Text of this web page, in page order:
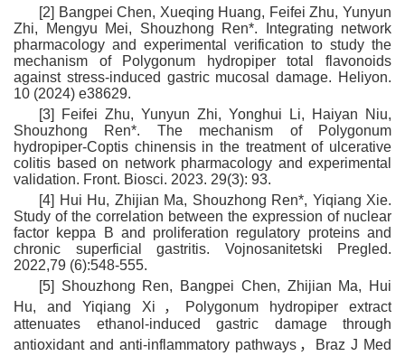
[2] Bangpei Chen, Xueqing Huang, Feifei Zhu, Yunyun
Zhi, Mengyu Mei, Shouzhong Ren*. Integrating network
pharmacology and experimental verification to study the
mechanism of Polygonum hydropiper total flavonoids
against stress-induced gastric mucosal damage. Heliyon.
10 (2024) e38629.
[3] Feifei Zhu, Yunyun Zhi, Yonghui Li, Haiyan Niu,
Shouzhong Ren*. The mechanism of Polygonum
hydropiper-Coptis chinensis in the treatment of ulcerative
colitis based on network pharmacology and experimental
validation. Front. Biosci. 2023. 29(3): 93.
[4] Hui Hu, Zhijian Ma, Shouzhong Ren*, Yiqiang Xie.
Study of the correlation between the expression of nuclear
factor keppa B and proliferation regulatory proteins and
chronic superficial gastritis. Vojnosanitetski Pregled.
2022,79 (6):548-555.
[5] Shouzhong Ren, Bangpei Chen, Zhijian Ma, Hui
Hu, and Yiqiang Xi，Polygonum hydropiper extract
attenuates ethanol-induced gastric damage through
antioxidant and anti-inflammatory pathways，Braz J Med